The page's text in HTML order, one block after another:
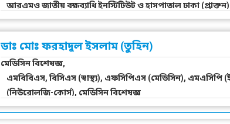
আরএমও জাতীয় বক্ষব্যাধি ইনস্টিটিউট ও হাসপাতাল ঢাকা
ডাঃ মোঃ ফরহাদুল ইসলাম (তুহিন)
মেডিসিন বিশেষজ্ঞ,
এমবিবিএস, বিসিএস (স্বাস্থ্য), এফসিপিএস (মেডিসিন),
(নিউরোলজি-কোর্স), মেডিসিন বিশেষজ্ঞ